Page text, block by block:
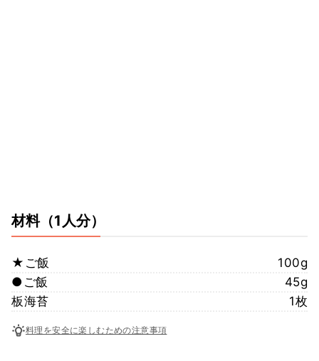
材料（1人分）
★ご飯
100g
●ご飯
45g
板海苔
1枚
料理を安全に楽しむための注意事項